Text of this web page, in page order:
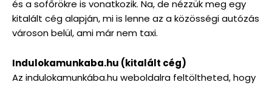
és a sofőrökre is vonatkozik. Na, de nézzük meg egy
kitalált cég alapján, mi is lenne az a közösségi autózás
városon belül, ami már nem taxi.
Indulokamunkaba.hu (kitalált cég)
Az indulokamunkába.hu weboldalra feltöltheted, hogy